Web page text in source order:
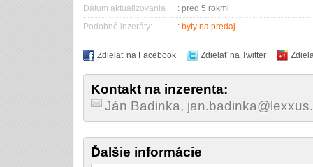
Dátum aktualizovania
: pred 5 rokmi
Podobné inzeráty:
: byty na predaj
Zdielať na Facebook Zdielať na Twitter
Kontakt na inzerenta:
Ján Badinka,
Ďalšie informácie